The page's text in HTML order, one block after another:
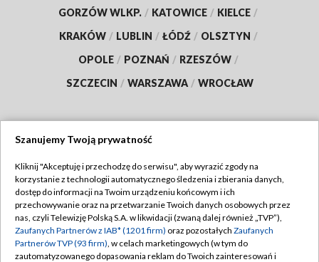
GORZÓW WLKP. / KATOWICE / KIELCE /
KRAKÓW / LUBLIN / ŁÓDŹ / OLSZTYN /
OPOLE / POZNAŃ / RZESZÓW /
SZCZECIN / WARSZAWA / WROCŁAW
TVP
Abonament TVP
Emisja w TVP
Centrum informacji TVP
Regulamin TVP
Polityka prywatności
Moje zgody
Szanujemy Twoją prywatność
Kliknij "Akceptuję i przechodzę do serwisu", aby wyrazić zgody na
korzystanie z technologii automatycznego śledzenia i zbierania danych,
dostęp do informacji na Twoim urządzeniu końcowym i ich
przechowywanie oraz na przetwarzanie Twoich danych osobowych przez
nas, czyli Telewizję Polską S.A. w likwidacji (zwaną dalej również „TVP”),
Zaufanych Partnerów z IAB* (1201 firm) oraz pozostałych Zaufanych
Partnerów TVP (93 firm), w celach marketingowych (w tym do
zautomatyzowanego dopasowania reklam do Twoich zainteresowań i